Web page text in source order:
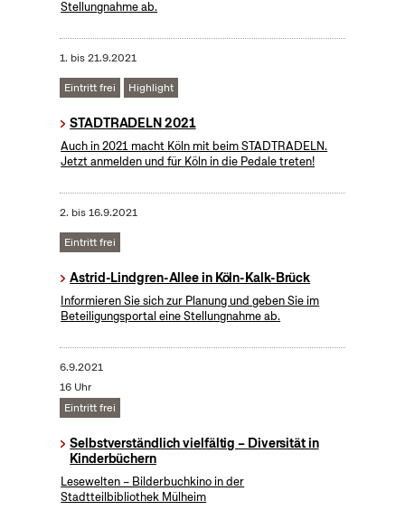
Stellungnahme ab.
1. bis21.9.2021
Eintritt frei Highlight
STADTRADELN 2021
Auch in 2021 macht Köln mit beim STADTRADELN.
Jetzt anmelden und für Köln in die Pedale treten!
2. bis16.9.2021
Eintritt frei
Astrid-Lindgren-Allee in Köln-Kalk-Brück
Informieren Sie sich zur Planung und geben Sie im
Beteiligungsportal eine Stellungnahme ab.
6.9.2021
16 Uhr
Eintritt frei
Selbstverständlich vielfältig – Diversität in
Kinderbüchern
Lesewelten – Bilderbuchkino in der
Stadtteilbibliothek Mülheim